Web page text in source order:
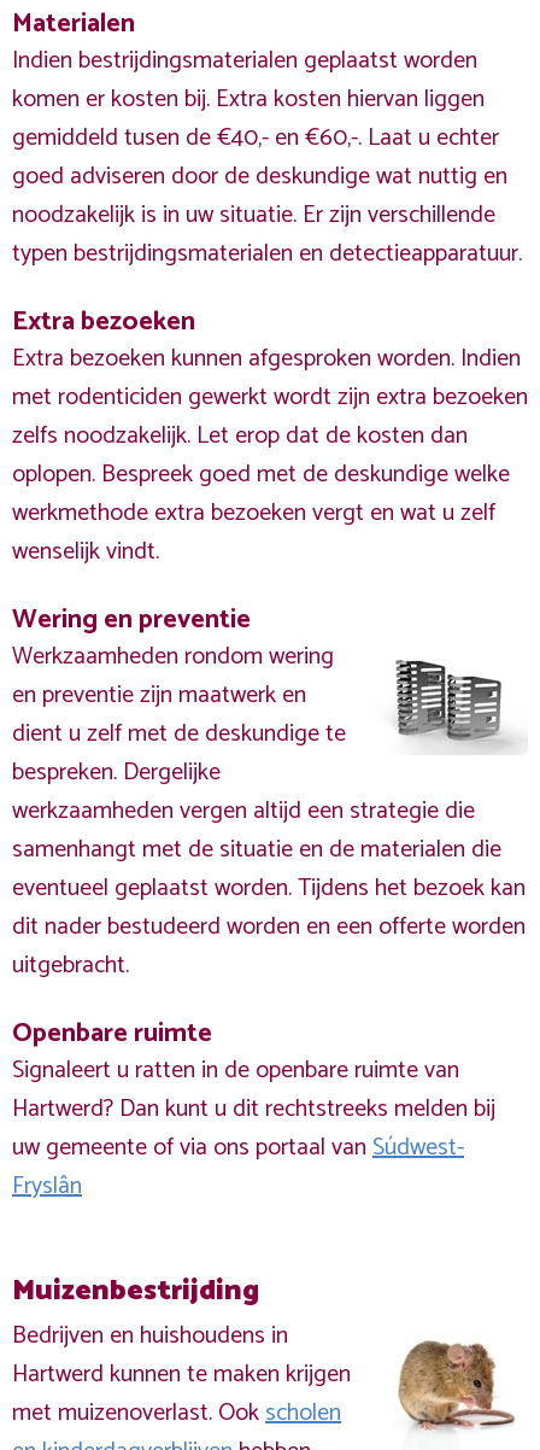
Materialen
Indien bestrijdingsmaterialen geplaatst worden
komen er kosten bij. Extra kosten hiervan liggen
gemiddeld tusen de €40,- en €60,-. Laat u echter
goed adviseren door de deskundige wat nuttig en
noodzakelijk is in uw situatie. Er zijn verschillende
typen bestrijdingsmaterialen en detectieapparatuur.
Extra bezoeken
Extra bezoeken kunnen afgesproken worden. Indien
met rodenticiden gewerkt wordt zijn extra bezoeken
zelfs noodzakelijk. Let erop dat de kosten dan
oplopen. Bespreek goed met de deskundige welke
werkmethode extra bezoeken vergt en wat u zelf
wenselijk vindt.
Wering en preventie
Werkzaamheden rondom wering
en preventie zijn maatwerk en
dient u zelf met de deskundige te
bespreken. Dergelijke
werkzaamheden vergen altijd een strategie die
samenhangt met de situatie en de materialen die
eventueel geplaatst worden. Tijdens het bezoek kan
dit nader bestudeerd worden en een offerte worden
uitgebracht.
Openbare ruimte
Signaleert u ratten in de openbare ruimte van
Hartwerd? Dan kunt u dit rechtstreeks melden bij
uw gemeente of via ons portaal vanSúdwest-
Fryslân
Muizenbestrijding
Bedrijven en huishoudens in
Hartwerd kunnen te maken krijgen
met muizenoverlast. Ookscholen